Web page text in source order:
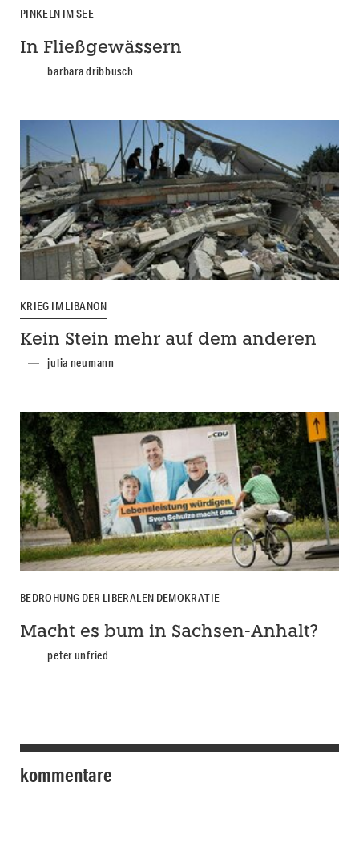
PINKELN IM SEE
In Fließgewässern
barbara dribbusch
KRIEG IM LIBANON
Kein Stein mehr auf dem anderen
julia neumann
BEDROHUNG DER LIBERALEN DEMOKRATIE
Macht es bum in Sachsen-Anhalt?
peter unfried
kommentare